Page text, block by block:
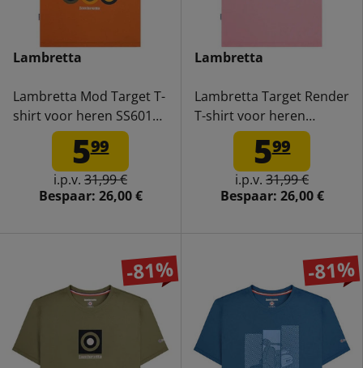
Lambretta
Lambretta Mod Target T-
shirt voor heren SS6010-
APRICOT 599
i.p.v. 31,99 €
Bespaar: 26,00 €
Lambretta
Lambretta Target Render
T-shirt voor heren
SS6000-PINK
599
i.p.v. 31,99 €
Bespaar: 26,00 €
-81% -81%